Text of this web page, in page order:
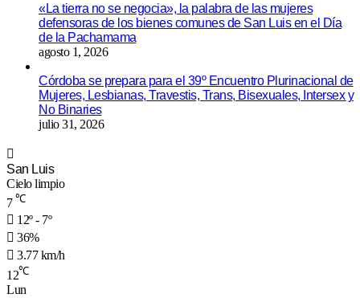
«La tierra no se negocia», la palabra de las mujeres
defensoras de los bienes comunes de San Luis en el Día
de la Pachamama
agosto 1, 2026
Córdoba se prepara para el 39º Encuentro Plurinacional de
Mujeres, Lesbianas, Travestis, Trans, Bisexuales, Intersex y
No Binaries
julio 31, 2026
San Luis
Cielo limpio
7 ℃
12º - 7º
36%
3.77 km/h
12℃
Lun